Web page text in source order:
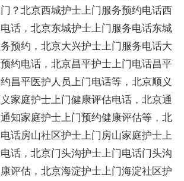
？北京西城护士上门服务预约电话西
话，北京东城护士上门服务电话东城
预约，北京大兴护士上门服务电话大
约电话，北京昌平护士上门电话昌平
昌平医护人员上门电话等，北京顺义
家庭护士上门健康评估电话，北京通
知家庭护士上门预约健康评估等，北
话房山社区护士上门房山家庭护士上
话，北京门头沟护士上门电话门头沟
评估，北京海淀护士上门海淀社区护